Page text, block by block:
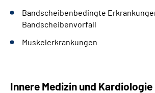
Bandscheibenbedingte
Bandscheibenvorfall
Muskelerkrankungen
Innere Medizin und Kardiologie